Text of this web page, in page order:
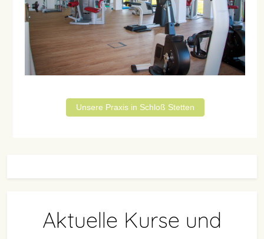
Unsere Praxis in Schloß Stetten
Aktuelle Kurse und